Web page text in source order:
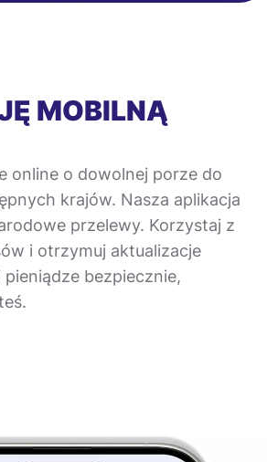
MOBILNĄ
online o dowolnej porze do
krajów. Nasza aplikacja
przelewy. Korzystaj z
i otrzymuj aktualizacje
pieniądze bezpiecznie,